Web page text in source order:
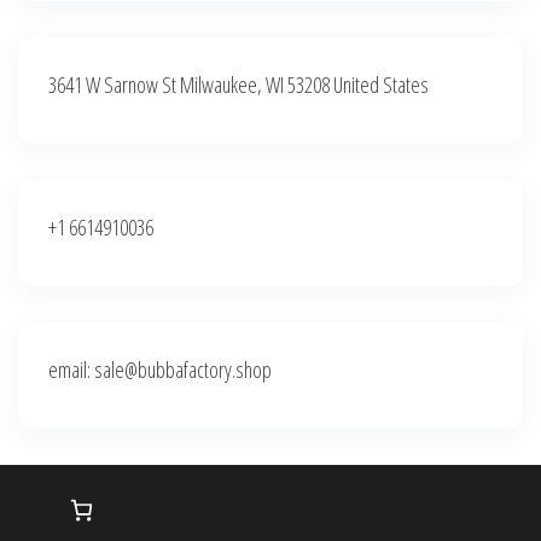
3641 W Sarnow St Milwaukee, WI 53208 United States
+1 6614910036
email: sale@bubbafactory.shop